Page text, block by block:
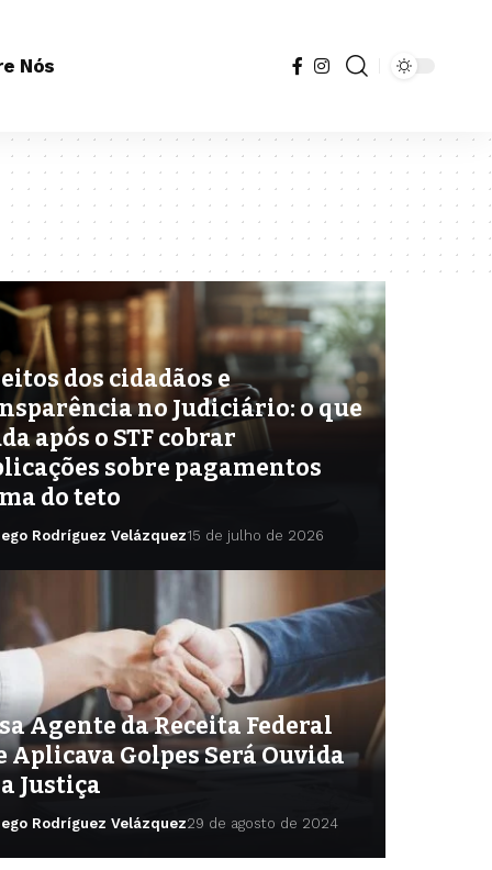
Nós
dos cidadãos e
no Judiciário: o que
após o STF cobrar
sobre pagamentos
do teto
Rodríguez Velázquez15 de julho de 2026
Agente da Receita Federal
Aplicava Golpes Será Ouvida
Justiça
Rodríguez Velázquez29 de agosto de 2024